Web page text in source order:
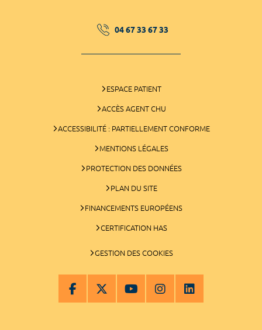
04 67 33 67 33
ESPACE PATIENT
ACCÈS AGENT CHU
ACCESSIBILITÉ : PARTIELLEMENT CONFORME
MENTIONS LÉGALES
PROTECTION DES DONNÉES
PLAN DU SITE
FINANCEMENTS EUROPÉENS
CERTIFICATION HAS
GESTION DES COOKIES